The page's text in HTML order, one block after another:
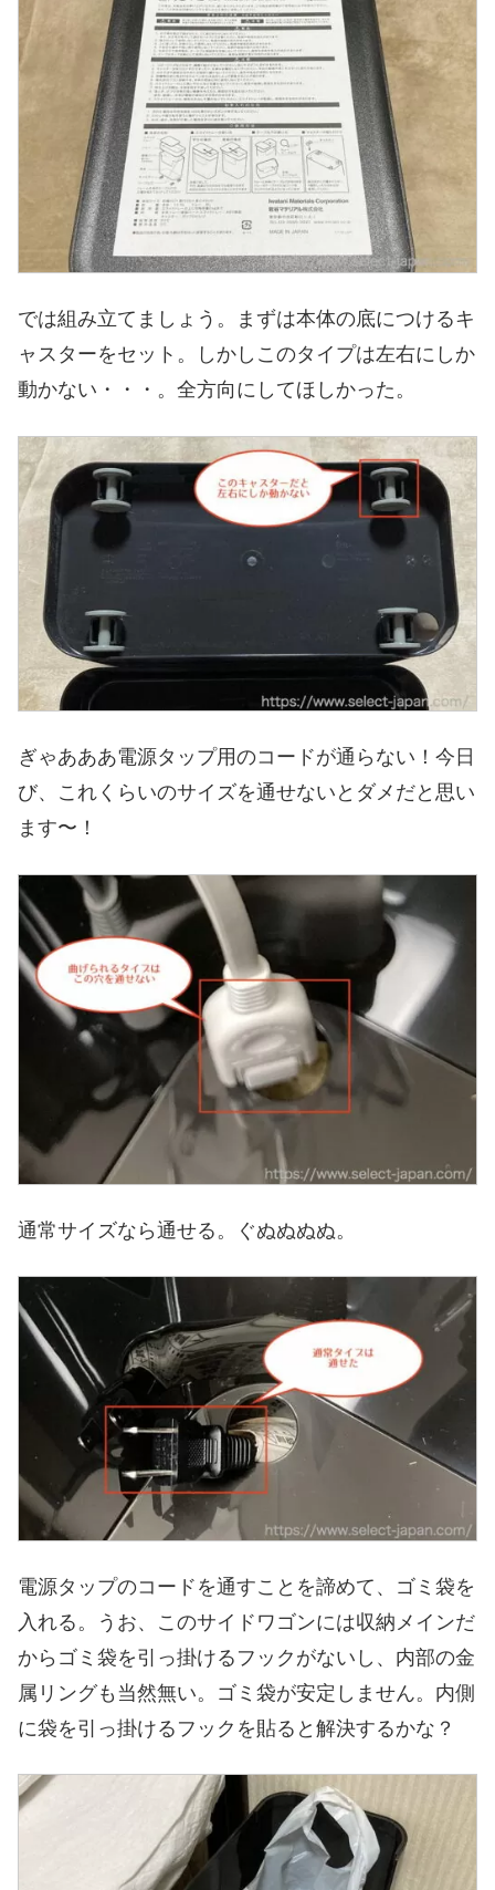
では組み立てましょう。まずは本体の底につけるキ
ャスターをセット。しかしこのタイプは左右にしか
動かない・・・。全方向にしてほしかった。
ぎゃあああ電源タップ用のコードが通らない！今日
び、これくらいのサイズを通せないとダメだと思い
ます〜！
通常サイズなら通せる。ぐぬぬぬぬ。
電源タップのコードを通すことを諦めて、ゴミ袋を
入れる。うお、このサイドワゴンには収納メインだ
からゴミ袋を引っ掛けるフックがないし、内部の金
属リングも当然無い。ゴミ袋が安定しません。内側
に袋を引っ掛けるフックを貼ると解決するかな？